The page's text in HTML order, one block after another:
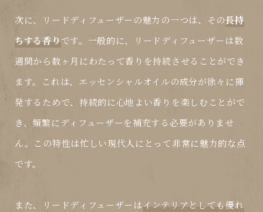
次に、リードディフューザーの魅力の一つは、その長持
ちする香り です。一般的に、リードディフューザーは数
週間から数ヶ月にわたって香りを持続させることができ
ます。これは、エッセンシャルオイルの成分が徐々に揮
発するためで、持続的に心地よい香りを楽しむことがで
き、頻繁にディフューザーを補充する必要がありませ
ん。この特性は忙しい現代人にとって非常に魅力的な点
です。
また、リードディフューザーはインテリアとしても優れ